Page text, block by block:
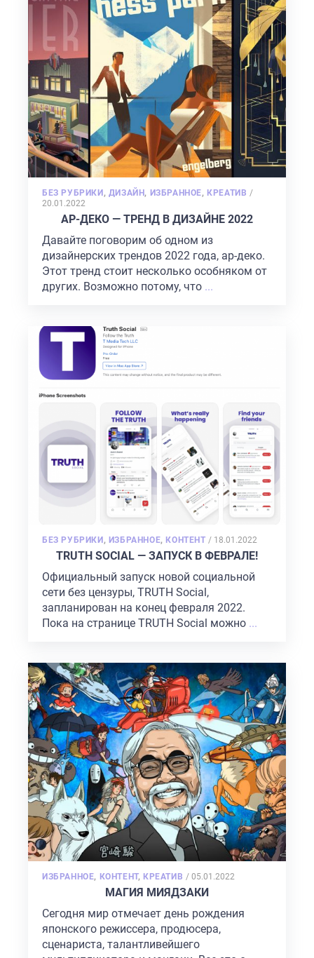
БЕЗ РУБРИКИ , ДИЗАЙН , ИЗБРАННОЕ, КРЕАТИВ /POSTED
20.01.2022
АР-ДЕКО — ТРЕНД В ДИЗАЙНЕ 2022
Давайте поговорим об одном из
дизайнерских трендов 2022 года, ар-деко.
Этот тренд стоит несколько особняком от
других. Возможно потому, что ...
БЕЗ РУБРИКИ , ИЗБРАННОЕ, КОНТЕНТ / POSTED
ON
18.01.2022
TRUTH SOCIAL — ЗАПУСК В ФЕВРАЛЕ!
Официальный запуск новой социальной
сети без цензуры, TRUTH Social,
запланирован на конец февраля 2022.
Пока на странице TRUTH Social можно ...
ИЗБРАННОЕ, КОНТЕНТ, КРЕАТИВ / POSTED
ON
05.01.2022
МАГИЯ МИЯДЗАКИ
Сегодня мир отмечает день рождения
японского режиссера, продюсера,
сценариста, талантливейшего